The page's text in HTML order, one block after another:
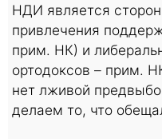
НДИ является
привлечения
прим. НК) и
ортодоксов – прим.
нет лживой
делаем то, что